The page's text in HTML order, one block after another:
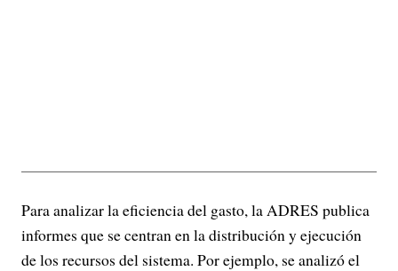
Para analizar la eficiencia del gasto, la ADRES publica
informes que se centran en la distribución y ejecución
de los recursos del sistema. Por ejemplo, se analizó el